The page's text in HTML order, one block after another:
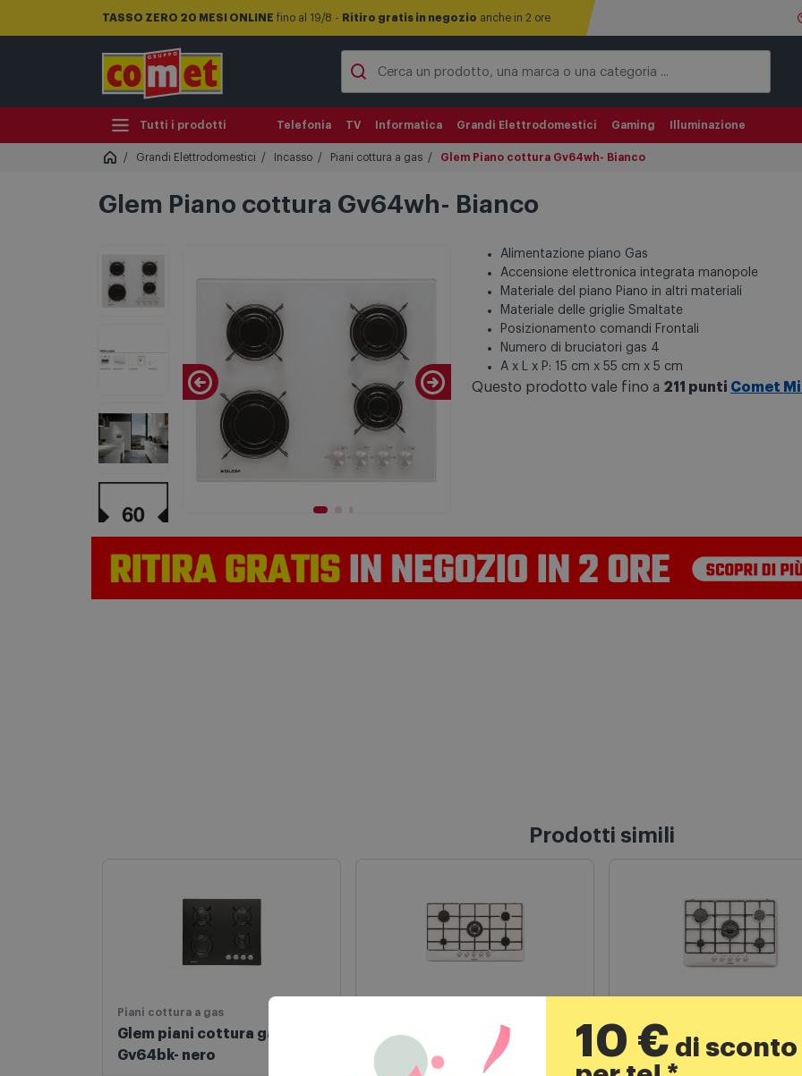
TASSO ZERO 20 MESI ONLINE fino al 19/8 - Ritiro gratis in negozio anche in 2 ore
Tutti i prodotti Telefonia TV Informatica Grandi Elettrodomestici Gaming Illuminazione
Grandi Elettrodomestici Incasso Piani cottura a gas Glem Piano cottura Gv64wh- Bianco
Glem Piano cottura Gv64wh- Bianco
Alimentazione piano Gas
Accensione elettronica integrata manopole
Materiale del piano Piano in altri materiali
Materiale delle griglie Smaltate
Posizionamento comandi Frontali
Numero di bruciatori gas 4
A x L x P: 15 cm x 55 cm x 5 cm
Questo prodotto vale fino a 211 punti Comet
Piani cottura a gas
Glem piani cottura gas
Piani cottura a gas
Glem piano a gas Gt955wh-
Piani cottura a gas
Glem piano cottura gas
10 € di